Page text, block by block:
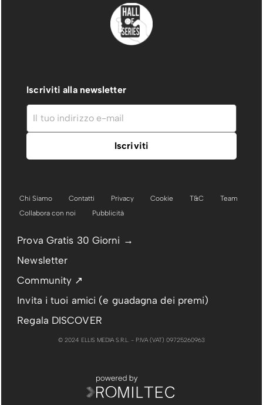
Iscriviti alla newsletter
Chi Siamo Contatti Privacy Cookie T&C
Team
Collabora con noi
Pubblicità
Prova Gratis 30 Giorni →
Newsletter
Community ↗
Invita i tuoi amici (e guadagna dei premi)
Regala DISCOVER
© 2024 ELLIS MEDIA S.R.L. - P.IVA (VAT) 09725260963